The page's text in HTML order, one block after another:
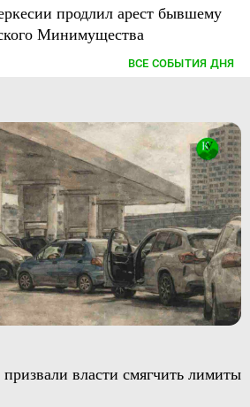
продлил арест бывшему
Минимущества
ВСЕ СОБЫТИЯ ДНЯ
власти смягчить лимиты